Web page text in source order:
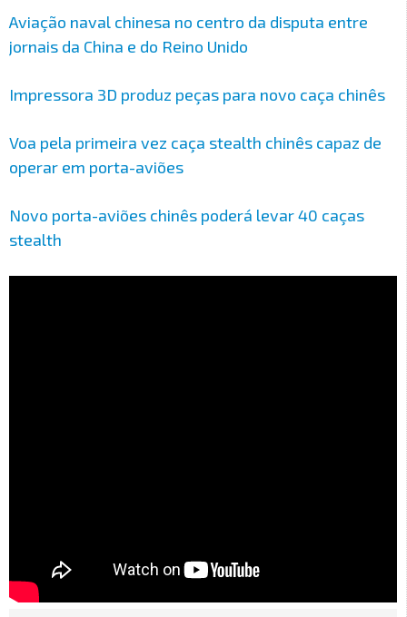
Aviação naval chinesa no centro da disputa entre
jornais da China e do Reino Unido
Impressora 3D produz peças para novo caça chinês
Voa pela primeira vez caça stealth chinês capaz de
operar em porta-aviões
Novo porta-aviões chinês poderá levar 40 caças
stealth